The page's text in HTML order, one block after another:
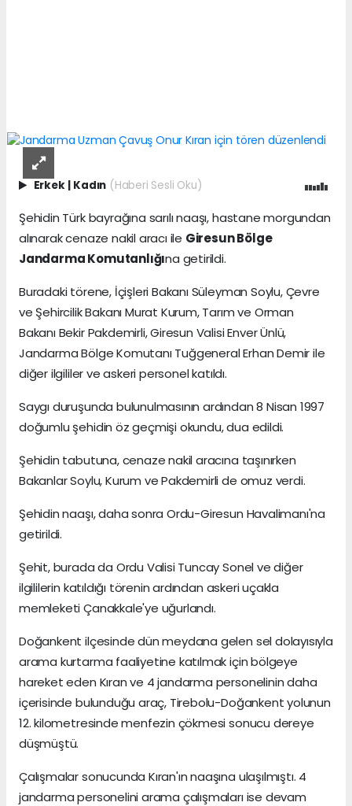
Erkek | Kadın (Haberi Sesli Oku)
Şehidin Türk bayrağına sarılı naaşı, hastane morgundan
alınarak cenaze nakil aracı ile Giresun Bölge
Jandarma Komutanlığına getirildi.
Buradaki törene, İçişleri Bakanı Süleyman Soylu, Çevre
ve Şehircilik Bakanı Murat Kurum, Tarım ve Orman
Bakanı Bekir Pakdemirli, Giresun Valisi Enver Ünlü,
Jandarma Bölge Komutanı Tuğgeneral Erhan Demir ile
diğer ilgililer ve askeri personel katıldı.
Saygı duruşunda bulunulmasının ardından 8 Nisan 1997
doğumlu şehidin öz geçmişi okundu, dua edildi.
Şehidin tabutuna, cenaze nakil aracına taşınırken
Bakanlar Soylu, Kurum ve Pakdemirli de omuz verdi.
Şehidin naaşı, daha sonra Ordu-Giresun Havalimanı'na
getirildi.
Şehit, burada da Ordu Valisi Tuncay Sonel ve diğer
ilgililerin katıldığı törenin ardından askeri uçakla
memleketi Çanakkale'ye uğurlandı.
Doğankent ilçesinde dün meydana gelen sel dolayısıyla
arama kurtarma faaliyetine katılmak için bölgeye
hareket eden Kıran ve 4 jandarma personelinin daha
içerisinde bulunduğu araç, Tirebolu-Doğankent yolunun
12. kilometresinde menfezin çökmesi sonucu dereye
düşmüştü.
Çalışmalar sonucunda Kıran'ın naaşına ulaşılmıştı. 4
jandarma personelini arama çalışmaları ise devam